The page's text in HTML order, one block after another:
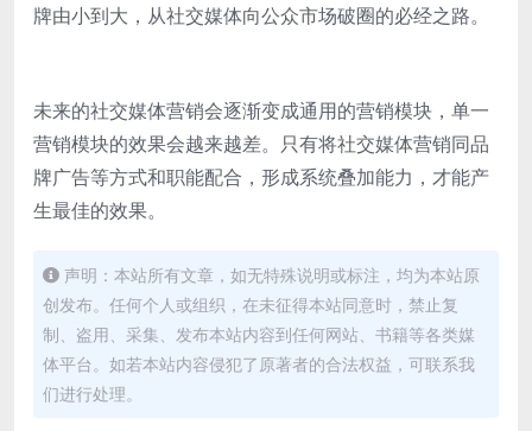
牌由小到大，从社交媒体向公众市场破圈的必经之路。
未来的社交媒体营销会逐渐变成通用的营销模块，单一
营销模块的效果会越来越差。只有将社交媒体营销同品
牌广告等方式和职能配合，形成系统叠加能力，才能产
生最佳的效果。
声明：本站所有文章，如无特殊说明或标注，均为本站原
创发布。任何个人或组织，在未征得本站同意时，禁止复
制、盗用、采集、发布本站内容到任何网站、书籍等各类媒
体平台。如若本站内容侵犯了原著者的合法权益，可联系我
们进行处理。